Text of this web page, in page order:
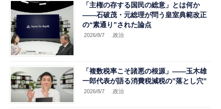
「主権の存する国民の総意」とは何か
――石破茂・元総理が問う皇室典範改正
の“素通り”された論点
2026/8/7 .政治
「複数税率こそ諸悪の根源」――玉木雄
一郎代表が語る消費税減税の”落とし穴”
2026/8/7 .政治